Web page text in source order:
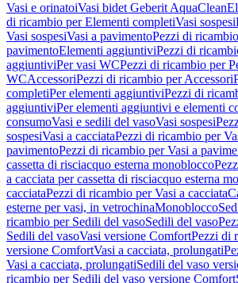
Vasi e orinatoiVasi bidet Geberit AquaClean
di ricambio per Elementi completiVasi sospesi
Vasi sospesiVasi a pavimentoPezzi di
pavimentoElementi aggiuntiviPezzi di
aggiuntiviPer vasi WCPezzi di ricambio per
WCAccessoriPezzi di ricambio per Accessori
completiPer elementi aggiuntiviPezzi di
aggiuntiviPer elementi aggiuntivi e elementi
consumoVasi e sedili del vasoVasi sospesi
sospesiVasi a cacciataPezzi di ricambio per
pavimentoPezzi di ricambio per Vasi a
cassetta di risciacquo esterna monoblocco
a cacciata per cassetta di risciacquo esterna
cacciataPezzi di ricambio per Vasi a cacciata
esterne per vasi, in vetrochinaMonoblocco
ricambio per Sedili del vasoSedili del vaso
Sedili del vasoVasi versione ComfortPezzi di
versione ComfortVasi a cacciata, prolungati
Vasi a cacciata, prolungatiSedili del vaso
ricambio per Sedili del vaso versione Comfort